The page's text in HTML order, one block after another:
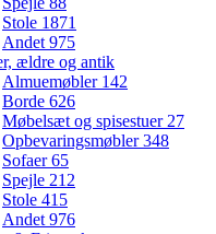
Stole 1871
Andet 975
ældre og antik
Almuemøbler 142
Borde 626
Møbelsæt og spisestuer 27
Opbevaringsmøbler348
Sofaer65
Spejle 212
Stole 415
Andet 976